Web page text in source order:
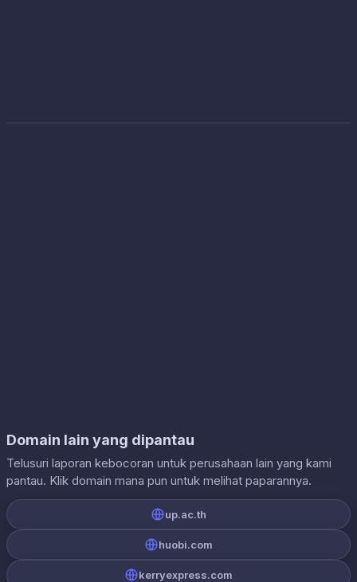
Domain lain yang dipantau
Telusuri laporan kebocoran untuk perusahaan lain yang kami
pantau. Klik domain mana pun untuk melihat paparannya.
up.ac.th
huobi.com
kerryexpress.com